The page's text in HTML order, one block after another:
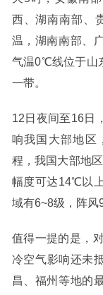
西、湖南南部、
温，湖南南部、
气温0℃线位于山
一带。
12日夜间至16日
响我国大部地区
程，我国大部地
幅度可达14℃以
域有6~8级，阵风
值得一提的是，
冷空气影响还未
昌、福州等地的